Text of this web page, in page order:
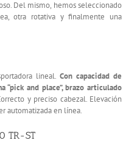
Del mismo, hemos seleccionado
otra rotativa y finalmente una
lineal. Con capacidad de
“pick and place”, brazo articulado
y preciso cabezal. Elevación
automatizada en línea.
TR-ST